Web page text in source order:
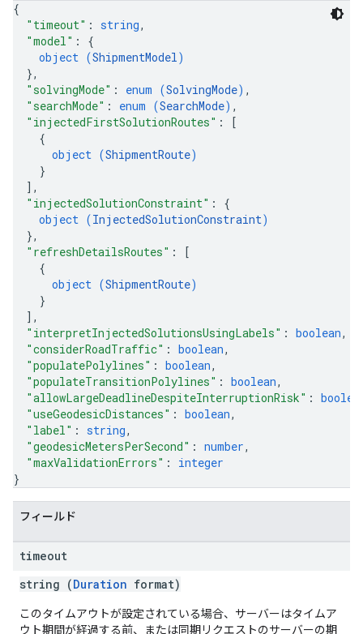
{
"timeout" : string,
"model" : {
object (ShipmentModel)
},
"solvingMode" : enum (SolvingMode) ,
"searchMode" : enum (SearchMode) ,
"injectedFirstSolutionRoutes" :
[
{
object (ShipmentRoute)
}
] ,
"injectedSolutionConstraint" : {
object (InjectedSolutionConstraint)
},
"refreshDetailsRoutes" :
[
{
object (ShipmentRoute)
}
] ,
"interpretInjectedSolutionsUsingLabels" : boolean,
"considerRoadTraffic" : boolean,
"populatePolylines" : boolean,
"populateTransitionPolylines" : boolean,
"allowLargeDeadlineDespiteInterruptionRisk" :
"useGeodesicDistances" : boolean,
"label" : string,
"geodesicMetersPerSecond" : number,
"maxValidationErrors" : integer
}
フィールド
timeout
string (Duration format)
このタイムアウトが設定されている場合、サーバーはタイムア
ウト期間が経過する前、または同期リクエストのサーバーの期